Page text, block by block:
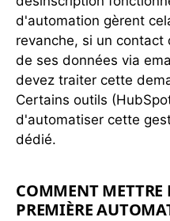
d'automation gèrent
revanche, si un contact
de ses données via
devez traiter cette
Certains outils
d'automatiser cette
dédié.
COMMENT METTRE
PREMIÈRE